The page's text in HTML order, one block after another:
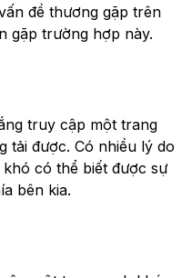
đề thương gặp trên
gặp trường hợp này.
truy cập một trang
tải được. Có nhiều lý do
có thể biết được sự
bên kia.